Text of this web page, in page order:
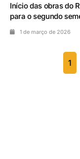
Início das obras do
para o segundo
1 de março de 2026
1